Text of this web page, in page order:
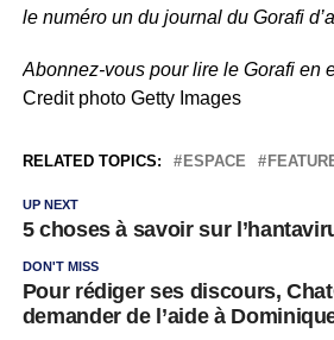
le numéro un du journal du Gorafi
Abonnez-vous pour lire le Gorafi en
Credit photo Getty Images
RELATED TOPICS: ESPACE
UP NEXT
5 choses à savoir sur
DON'T MISS
Pour rédiger ses discours,
demander de l’aide à